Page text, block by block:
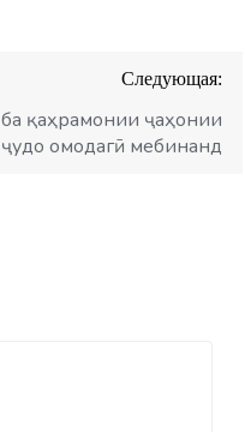
Следующая:
қаҳрамонии ҷаҳонии
ҷудо омодагӣ мебинанд